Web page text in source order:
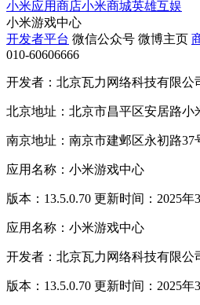
小米应用商店小米商城英雄互娱
小米游戏中心
开发者平台 微信公众号 微博主页
010-60606666
开发者：北京瓦力网络科技有限公
北京地址：北京市昌平区安居路小
南京地址：南京市建邺区永初路37
应用名称：小米游戏中心
版本：13.5.0.70 更新时间：2025年
应用名称：小米游戏中心
开发者：北京瓦力网络科技有限公
版本：13.5.0.70 更新时间：2025年